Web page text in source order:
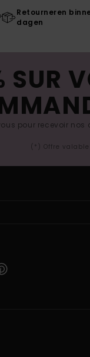
Retourneren
dagen
SUR
pour recevoir nos
(*) Offre